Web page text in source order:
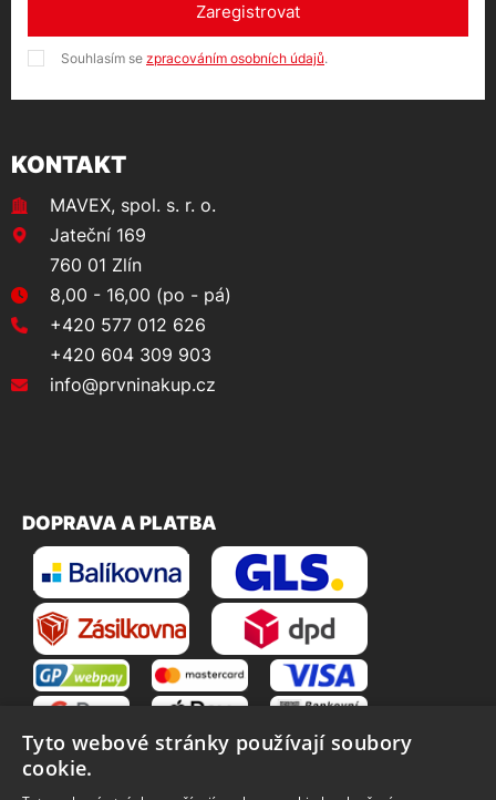
Zaregistrovat
Souhlasím se zpracováním osobních údajů.
KONTAKT
MAVEX, spol. s. r. o.
Jateční 169
760 01 Zlín
8,00 - 16,00 (po - pá)
+420 577 012 626
+420 604 309 903
info@prvninakup.cz
DOPRAVA A PLATBA
Tyto webové stránky používají soubory
cookie.